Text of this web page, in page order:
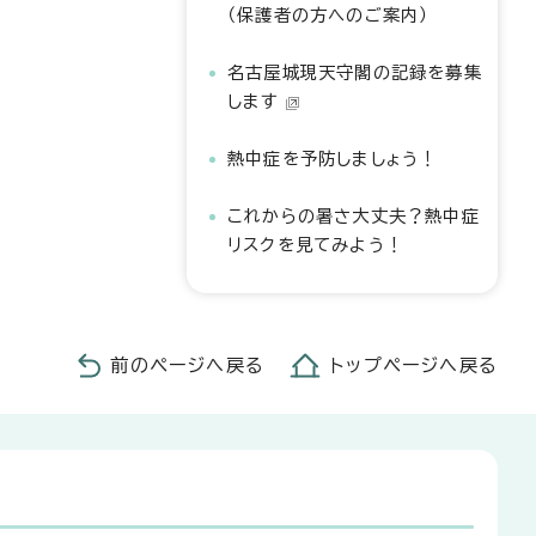
（保護者の方へのご案内）
名古屋城現天守閣の記録を募集
します
熱中症を予防しましょう！
これからの暑さ大丈夫？熱中症
リスクを見てみよう！
前のページへ戻る トップページへ戻る